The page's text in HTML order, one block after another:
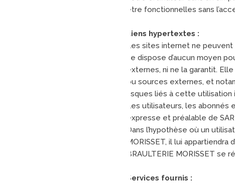
être fonctionnelles sans
Liens hypertextes :
Les sites internet ne peuvent
ne dispose d’aucun moyen
externes, ni ne la garantit.
ou sources externes, et
risques liés à cette
Les utilisateurs, les
expresse et préalable de
Dans l’hypothèse où un
MORISSET, il lui
BRAULTERIE MORISSET
Services fournis :